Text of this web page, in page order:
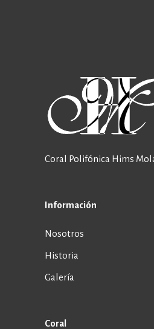
Coral Polifónica Hims
Información
Nosotros
Historia
Galería
Coral